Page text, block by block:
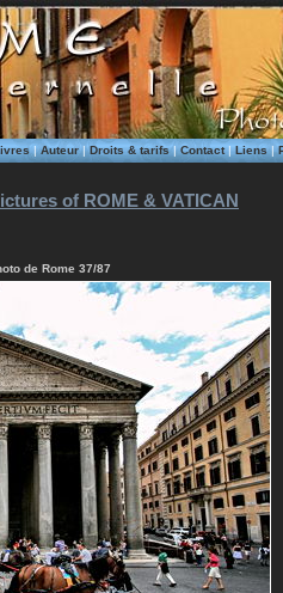
|Auteur|Droits & tarifs|Contact|Liens|
of ROME & VATICAN
de Rome 37/87